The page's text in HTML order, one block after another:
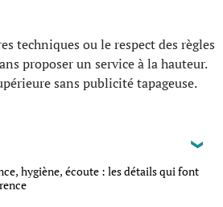
techniques ou le respect des règles
proposer un service à la hauteur.
sans publicité tapageuse.
hygiène, écoute : les détails qui font